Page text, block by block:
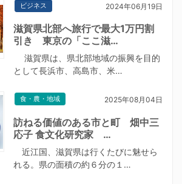
ビジネス 2024年06月19日
滋賀県北部へ旅行で最大1万円割
引き 東京の「ここ滋…
滋賀県は、県北部地域の振興を目的
として長浜市、高島市、米…
食・農・地域 2025年08月04日
訪ねる価値のある市と町 畑中三
応子 食文化研究家 …
近江国、滋賀県は行くたびに魅せら
れる。県の面積の約６分の１…